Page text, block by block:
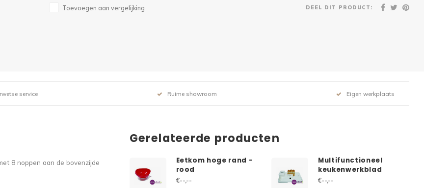
Toevoegen aan vergelijking DEEL DIT PRODUCT:
service Ruime showroom Eigen werkplaats
8 noppen aan de bovenzijde
Gerelateerde producten
Eetkom hoge rand -
rood
€--,--
Multifunctioneel
keukenwerkblad
€--,--